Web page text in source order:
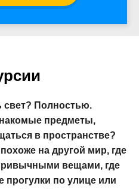
свет? Полностью.
предметы,
в пространстве?
на другой мир, где
вещами, где
прогулки по улице или